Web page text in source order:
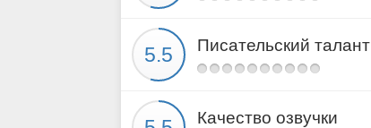
Писательский талант
Качество озвучки